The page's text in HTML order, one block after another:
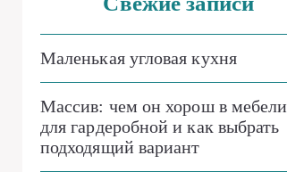
Маленькая угловая кухня
Массив: чем он хорош в мебели
для гардеробной и как выбрать
подходящий вариант